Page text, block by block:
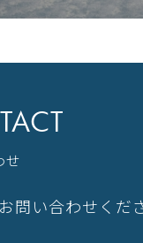
せ
問い合わせくだ